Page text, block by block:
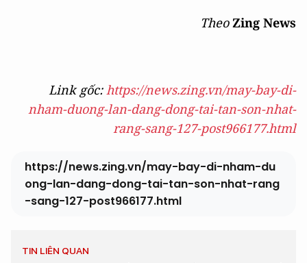
TheoZing News
Link gốc:https://news.zing.vn/may-bay-di-
nham-duong-lan-dang-dong-tai-tan-son-nhat-
rang-sang-127-post966177.html
https://news.zing.vn/may-bay-di-nham-du
ong-lan-dang-dong-tai-tan-son-nhat-rang
-sang-127-post966177.html
TIN LIÊN QUAN